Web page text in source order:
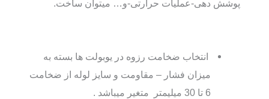
پوشش دهی-عملیات حرارتی-و… میتوان ساخت.
انتخاب ضخامت رزوه در یوبولت ها بسته به
میزان فشار – مقاومت و سایز لوله از ضخامت
6 تا 30 میلیمتر متغیر میباشد .